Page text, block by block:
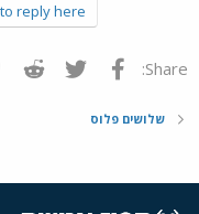
reply here.
Share: פייסבוק Twitter
שלושים פלוס